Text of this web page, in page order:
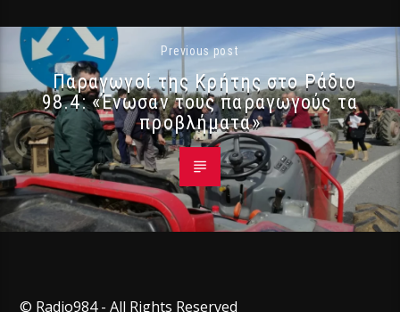
Previous post
Παραγωγοί της Κρήτης στο Ράδιο
98.4: «Ένωσαν τους παραγωγούς τα
προβλήματα»
© Radio984 - All Rights Reserved